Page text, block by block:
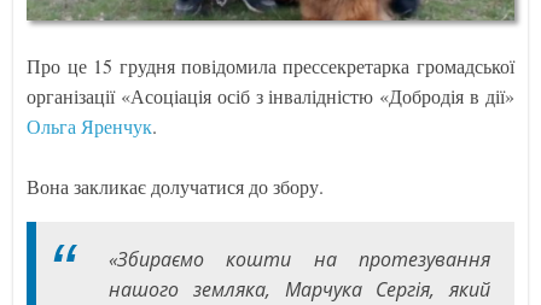
Про це 15 грудня повідомила прессекретарка громадської
організації «Асоціація осіб з інвалідністю «Добродія в дії»
Ольга Яренчук.
Вона закликає долучатися до збору.
«Збираємо кошти на протезування
нашого земляка, Марчука Сергія, який